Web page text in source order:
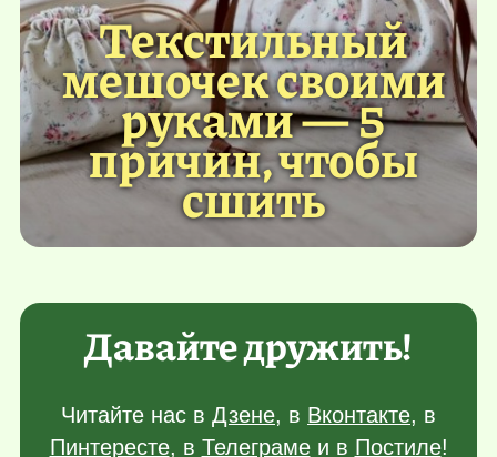
Текстильный
мешочек своими
руками — 5
причин, чтобы
сшить
Давайте дружить!
Читайте нас в Дзене, в Вконтакте, в
Пинтересте, в Телеграмеи в Постиле!